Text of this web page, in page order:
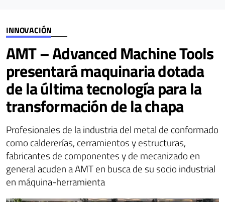
INNOVACIÓN
AMT – Advanced Machine Tools
presentará maquinaria dotada
de la última tecnología para la
transformación de la chapa
Profesionales de la industria del metal de conformado
como caldererías, cerramientos y estructuras,
fabricantes de componentes y de mecanizado en
general acuden a AMT en busca de su socio industrial
en máquina-herramienta